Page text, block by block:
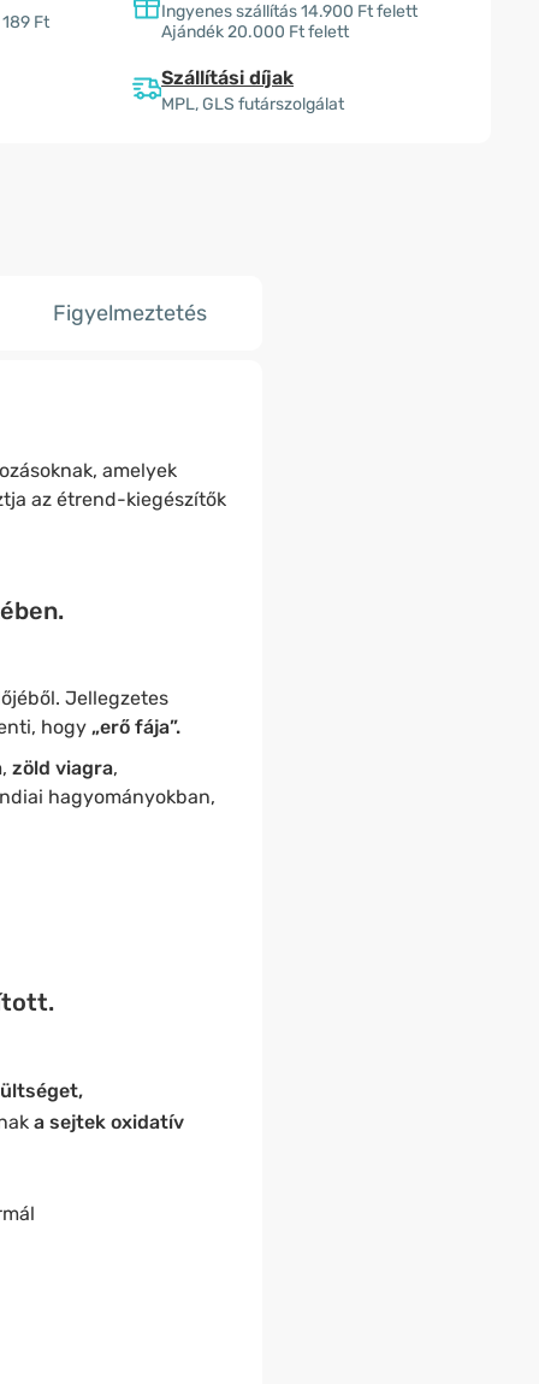
Ft
Ingyenes szállítás 14.900 Ft felett
Ajándék 20.000 Ft felett
Szállítási díjak
MPL, GLS futárszolgálat
Figyelmeztetés
amelyek
az étrend-kiegészítők
Jellegzetes
hogy „erő fája”.
, zöld viagra,
hagyományokban,
a sejtek oxidatív